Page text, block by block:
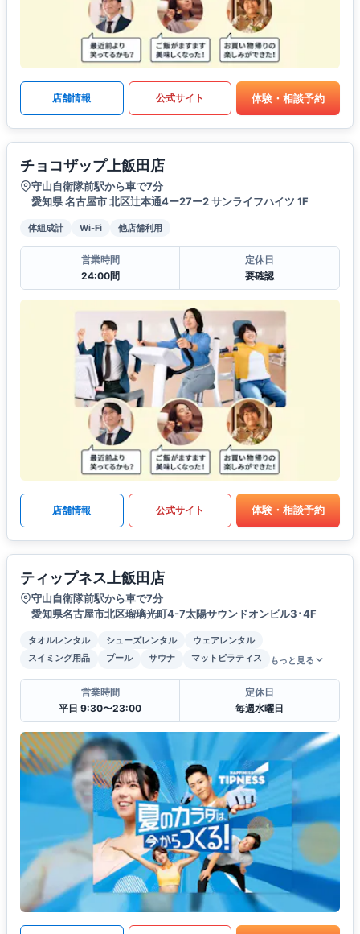
店舗情報 公式サイト 体験・相談予約
チョコザップ上飯田店
守山自衛隊前駅から車で7分
愛知県 名古屋市 北区辻本通4ー27ー2 サンライフハイツ 1F
体組成計 Wi-Fi 他店舗利用
営業時間
24:00間
定休日
要確認
店舗情報 公式サイト 体験・相談予約
ティップネス上飯田店
守山自衛隊前駅から車で7分
愛知県名古屋市北区瑠璃光町4-7太陽サウンドオンビル3･4F
タオルレンタル シューズレンタル
ウェアレンタル
スイミング用品
プール サウナ マットピラティス もっと見る
営業時間
平日 9:30〜23:00
定休日
毎週水曜日